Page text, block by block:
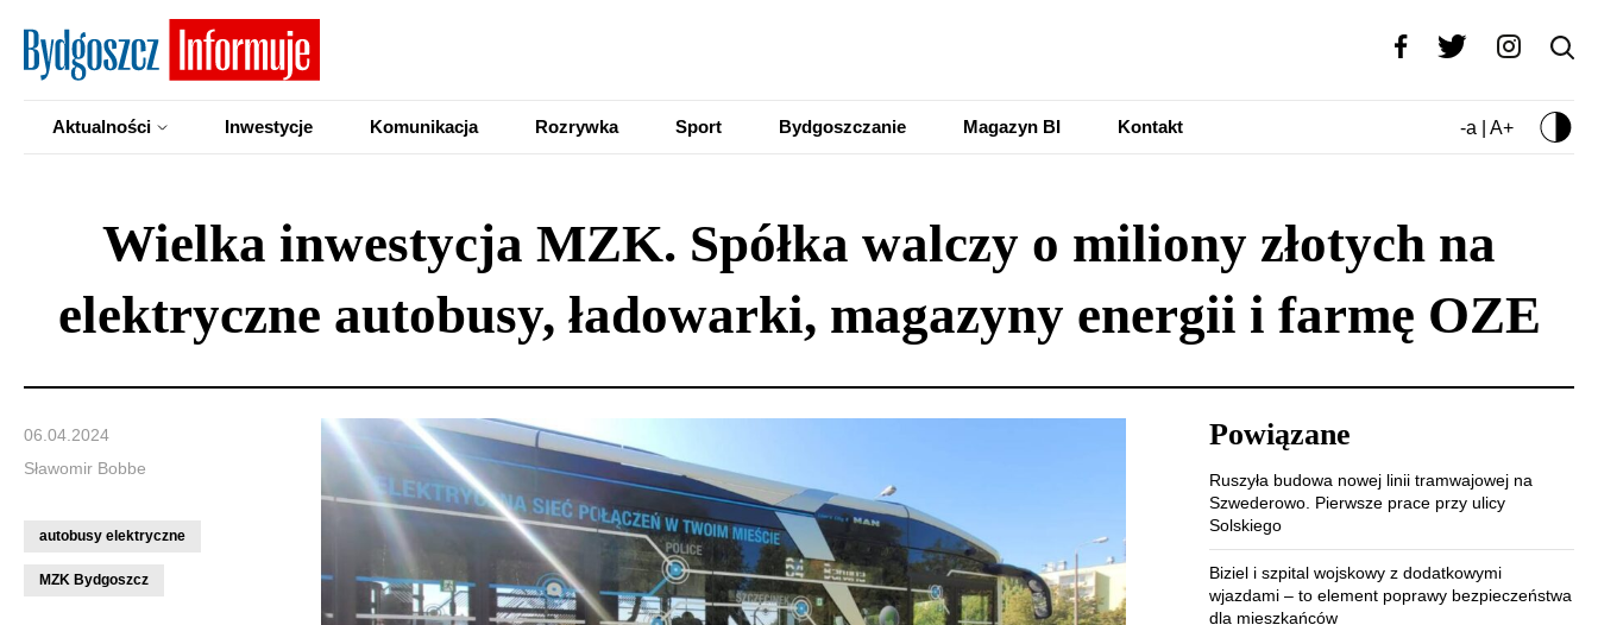
Aktualności Inwestycje Komunikacja Rozrywka Sport Bydgoszczanie Magazyn BI Kontakt -a | A+
Wielka inwestycja MZK. Spółka walczy o miliony złotych na
elektryczne autobusy, ładowarki, magazyny energii i farmę OZE
06.04.2024
Sławomir Bobbe
autobusy elektryczne
MZK Bydgoszcz
Powiązane
Ruszyła budowa nowej linii tramwajowej na
Szwederowo. Pierwsze prace przy ulicy
Solskiego
Biziel i szpital wojskowy z dodatkowymi
wjazdami – to element poprawy bezpieczeństwa
dla mieszkańców